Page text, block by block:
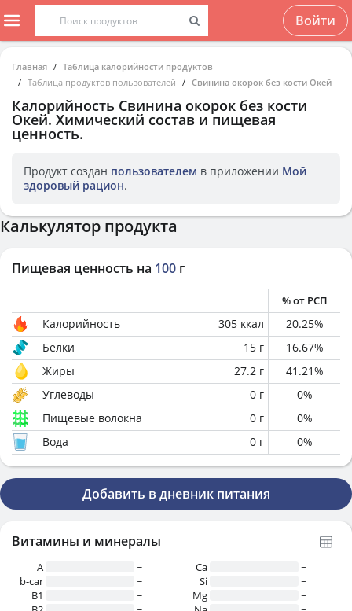
Войти
Главная
Таблица калорийности продуктов
Таблица продуктов пользователей
Свинина окорок без кости Окей
Калорийность Свинина окорок без кости
Окей. Химический состав и пищевая
ценность.
Продукт создан пользователем в приложении Мой
здоровый рацион.
Калькулятор продукта
Пищевая ценность на 100 г
% от РСП
Калорийность 305 ккал 20.25%
Белки
15 г 16.67%
Жиры
27.2 г 41.21%
Углеводы
0 г 0%
Пищевые волокна
0 г 0%
Вода
0 г 0%
Добавить в дневник питания
Витамины и минералы
A
~
b-car
~
В1
~
Ca
~
Si
~
Mg
~